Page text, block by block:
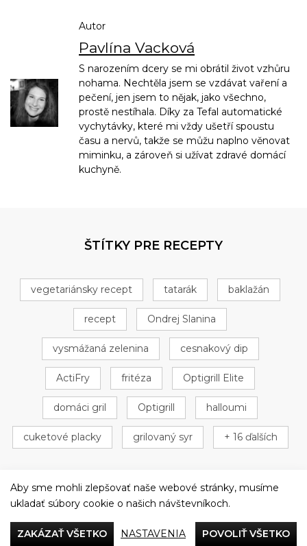
Autor
Pavlína Vacková
S narozením dcery se mi obrátil život vzhůru
nohama. Nechtěla jsem se vzdávat vaření a
pečení, jen jsem to nějak, jako všechno,
prostě nestíhala. Díky za Tefal automatické
vychytávky, které mi vždy ušetří spoustu
času a nervů, takže se můžu naplno věnovat
miminku, a zároveň si užívat zdravé domácí
kuchyně.
ŠTÍTKY PRE RECEPTY
vegetariánsky recept tatarák baklažán
recept Ondrej Slanina
vysmážaná zelenina cesnakový dip
ActiFry fritéza Optigrill Elite
domáci gril Optigrill halloumi
cuketové placky grilovaný syr + 16 ďalších
Večeriame společne
Aby sme mohli zlepšovať naše webové stránky, musíme
ukladať súbory cookie o našich návštevníkoch.
ZAKÁZAŤ VŠETKO NASTAVENIA POVOLIŤ VŠETKO